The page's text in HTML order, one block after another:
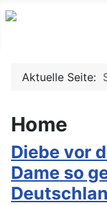
Aktuelle Seite:
Home
Diebe vor
Dame so